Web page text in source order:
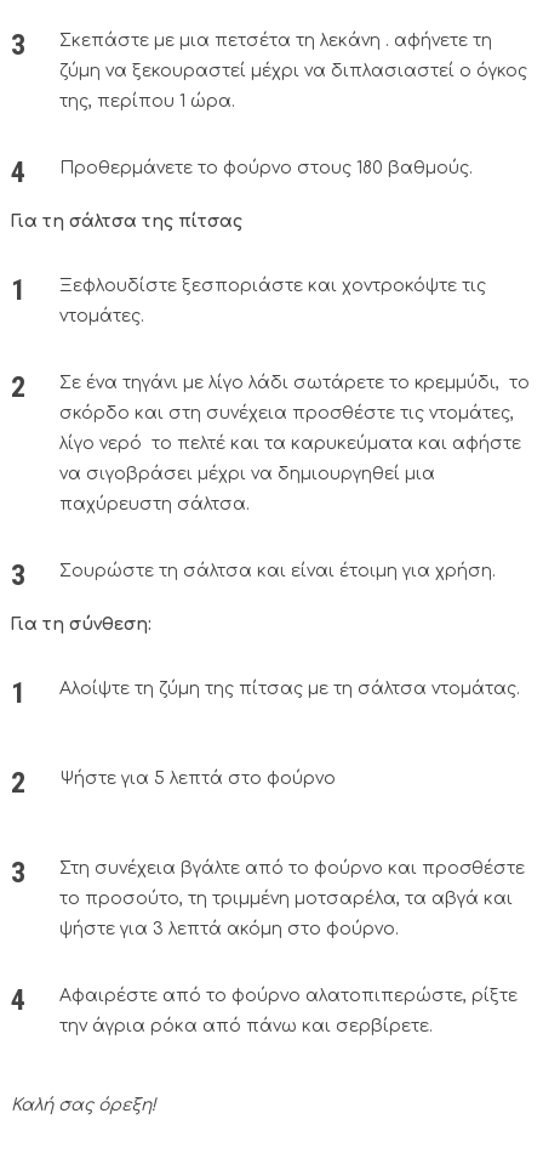
Σκεπάστε με μια πετσέτα τη λεκάνη . αφήνετε τη
ζύμη να ξεκουραστεί μέχρι να διπλασιαστεί ο όγκος
της, περίπου 1 ώρα.
Προθερμάνετε το φούρνο στους 180 βαθμούς.
Για τη σάλτσα της πίτσας
Ξεφλουδίστε ξεσποριάστε και χοντροκόψτε τις
ντομάτες.
Σε ένα τηγάνι με λίγο λάδι σωτάρετε το κρεμμύδι, το
σκόρδο και στη συνέχεια προσθέστε τις ντομάτες,
λίγο νερό το πελτέ και τα καρυκεύματα και αφήστε
να σιγοβράσει μέχρι να δημιουργηθεί μια
παχύρευστη σάλτσα.
Σουρώστε τη σάλτσα και είναι έτοιμη για χρήση.
Για τη σύνθεση:
Αλοίψτε τη ζύμη της πίτσας με τη σάλτσα ντομάτας.
Ψήστε για 5 λεπτά στο φούρνο
Στη συνέχεια βγάλτε από το φούρνο και προσθέστε
το προσούτο, τη τριμμένη μοτσαρέλα, τα αβγά και
ψήστε για 3 λεπτά ακόμη στο φούρνο.
Αφαιρέστε από το φούρνο αλατοπιπερώστε, ρίξτε
την άγρια ρόκα από πάνω και σερβίρετε.
Καλή σας όρεξη!